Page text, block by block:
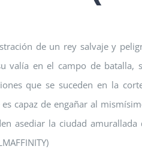
de un rey salvaje y
valía en el campo de
que se suceden en la
capaz de engañar al
asediar la ciudad